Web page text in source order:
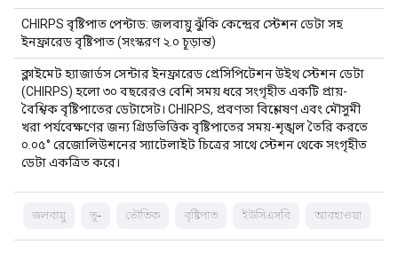
CHIRPS বৃষ্টিপাত পেন্টাড: জলবায়ু ঝুঁকি কেন্দ্রের স্টেশন ডেটা সহ
ইনফ্রারেড বৃষ্টিপাত (সংস্করণ ২.০ চূড়ান্ত)
ক্লাইমেট হ্যাজার্ডস সেন্টার ইনফ্রারেড প্রেসিপিটেশন উইথ স্টেশন ডেটা
(CHIRPS) হলো ৩০ বছরেরও বেশি সময় ধরে সংগৃহীত একটি প্রায়-
বৈশ্বিক বৃষ্টিপাতের ডেটাসেট। CHIRPS, প্রবণতা বিশ্লেষণ এবং মৌসুমী
খরা পর্যবেক্ষণের জন্য গ্রিডভিত্তিক বৃষ্টিপাতের সময়-শৃঙ্খল তৈরি করতে
০.০৫° রেজোলিউশনের স্যাটেলাইট চিত্রের সাথে স্টেশন থেকে সংগৃহীত
ডেটা একত্রিত করে।
জলবায়ু ভূ- ভৌতিক বৃষ্টিপাত ইউসিএসবি আবহাওয়া